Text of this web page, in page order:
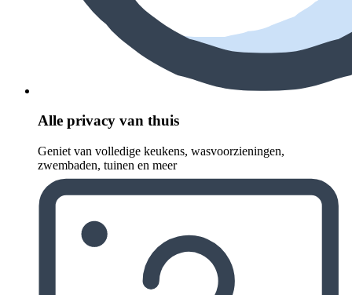
Alle privacy van thuis
Geniet van volledige keukens, wasvoorzieningen,
zwembaden, tuinen en meer